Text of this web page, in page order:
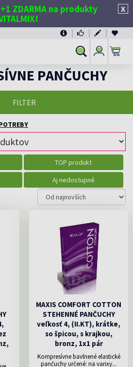
X
na produkty
Vyhľadávanie
Prihlásiť
sa
PANČUCHY
FILTER
TOP produkt
Aj nedostupné
MAXIS COMFORT COTTON
STEHENNÉ PANČUCHY
veľkosť 4, (II.KT), krátke,
so špicou, s krajkou,
bronz, 1x1 pár
Kompresívne bavlnené elastické
pančuchy určené: na varixy...